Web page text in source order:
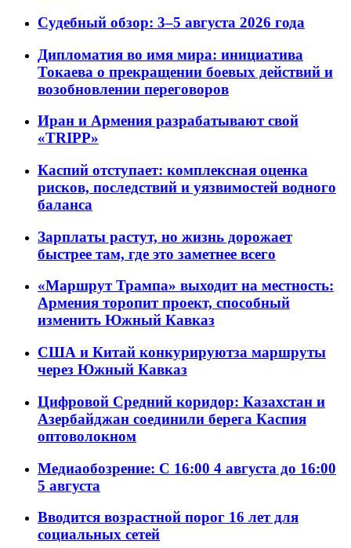
Судебный обзор: 3–5 августа 2026 года
Дипломатия во имя мира: инициатива
Токаева о прекращении боевых действий и
возобновлении переговоров
Иран и Армения разрабатывают свой
«TRIPP»
Каспий отступает: комплексная оценка
рисков, последствий и уязвимостей водного
баланса
Зарплаты растут, но жизнь дорожает
быстрее там, где это заметнее всего
«Маршрут Трампа» выходит на местность:
Армения торопит проект, способный
изменить Южный Кавказ
США и Китай конкурируютза маршруты
через Южный Кавказ
Цифровой Средний коридор: Казахстан и
Азербайджан соединили берега Каспия
оптоволокном
Медиаобозрение: С 16:00 4 августа до 16:00
5 августа
Вводится возрастной порог 16 лет для
социальных сетей